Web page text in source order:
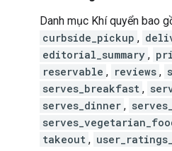
Danh mục Khí quyển bao
curbside_pickup ,
editorial_summary ,
reservable , reviews ,
serves_breakfast ,
serves_dinner ,
takeout ,